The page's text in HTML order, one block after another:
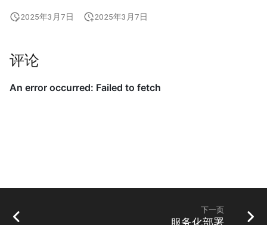
2025年3月7日 2025年3月7日
评论
下一页
服务化部署